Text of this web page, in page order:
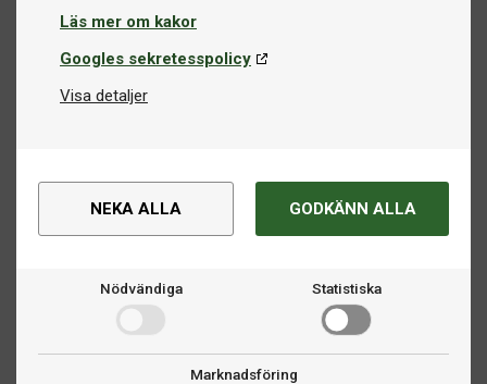
Läs mer om kakor
Googles sekretesspolicy
Visa detaljer
NEKA ALLA GODKÄNN ALLA
Nödvändiga Statistiska
Marknadsföring